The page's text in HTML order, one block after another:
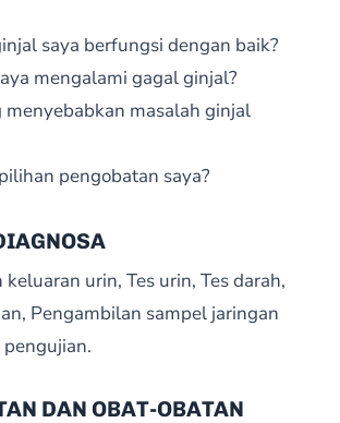
saya berfungsi dengan baik?
mengalami gagal ginjal?
menyebabkan masalah ginjal
pengobatan saya?
urin, Tes urin, Tes darah,
Pengambilan sampel jaringan
DAN OBAT-OBATAN